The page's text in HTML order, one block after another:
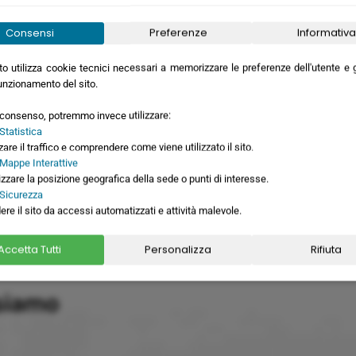
Consensi Preferenze Informativa
utilizza cookie tecnici necessari a memorizzare le preferenze dell'utente e
del sito.
potremmo invece utilizzare:
il traffico e comprendere come viene utilizzato il sito.
Interattive
la posizione geografica della sede o punti di interesse.
il sito da accessi automatizzati e attività malevole.
Tutti Personalizza Rifiuta